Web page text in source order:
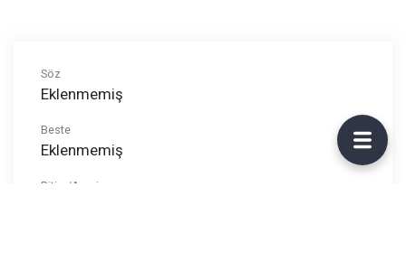
Söz
Eklenmemiş
Beste
Eklenmemiş
Ritim/Arpej